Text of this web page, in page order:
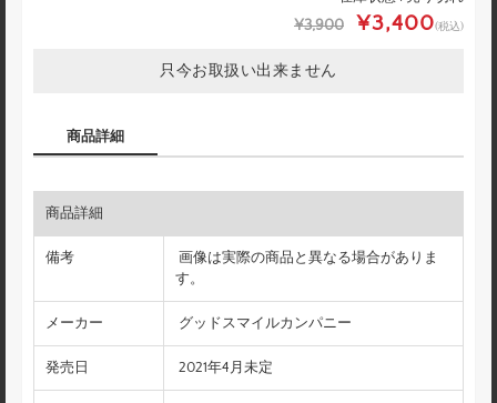
¥3,900 ¥3,400(税込)
只今お取扱い出来ません
商品詳細
商品詳細
備考
画像は実際の商品と異なる場合がありま
す。
メーカー グッドスマイルカンパニー
発売日 2021年4月未定